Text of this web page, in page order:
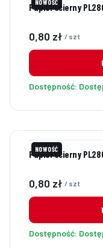
NOWOŚĆ
Papier ścierny
Cena
0,80 zł / szt
Dostępność:
NOWOŚĆ
Papier ścierny
Cena
0,80 zł / szt
Dostępność: